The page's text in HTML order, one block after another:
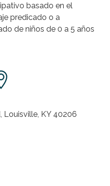
basado en el
predicado o a
de niños de 0 a 5 años
Louisville, KY 40206